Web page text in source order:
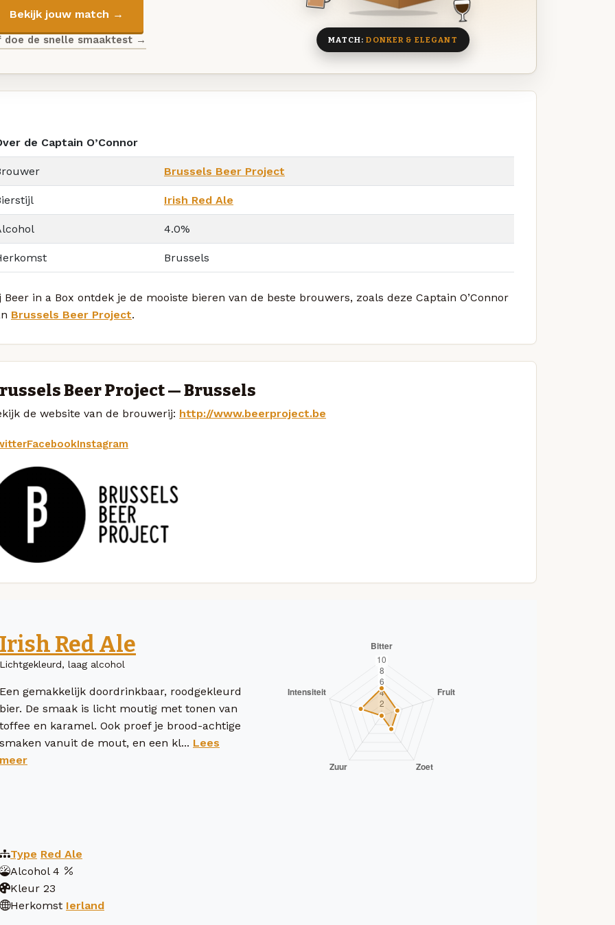
Bekijk jouw match →
doe de snelle smaaktest → MATCH:DONKER & ELEGANT
de Captain O’Connor
Brussels Beer Project
Irish Red Ale
4.0%
Brussels
Beer in a Box ontdek je de mooiste bieren van de beste brouwers, zoals deze Captain O’Connor
Brussels Beer Project.
Beer Project — Brussels
de website van de brouwerij: http://www.beerproject.be
FacebookInstagram
Irish Red Ale
Lichtgekleurd, laag alcohol
Een gemakkelijk doordrinkbaar, roodgekleurd
bier. De smaak is licht moutig met tonen van
toffee en karamel. Ook proef je brood-achtige
smaken vanuit de mout, en een kl... Lees
meer
Type Red Ale
Alcohol 4
Kleur 23
Herkomst Ierland